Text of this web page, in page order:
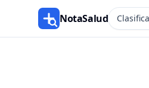
NotaSalud